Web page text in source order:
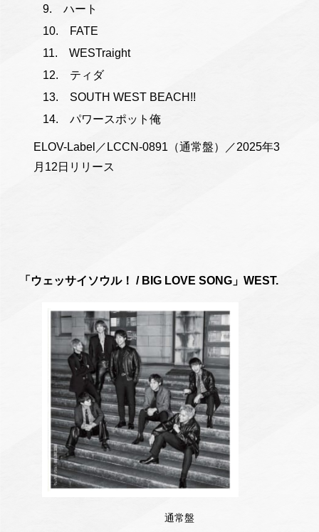
ハート
FATE
WESTraight
ティダ
SOUTH WEST BEACH!!
パワースポット俺
ELOV-Label／LCCN-0891（通常盤）／2025年3
月12日リリース
「ウェッサイソウル！ / BIG LOVE SONG」WEST.
通常盤